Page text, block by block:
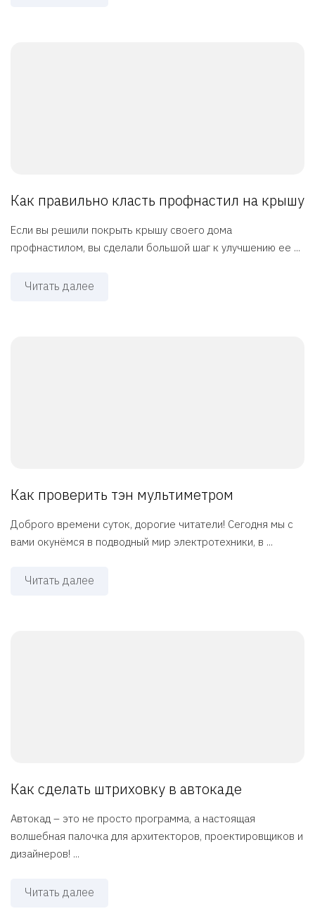
Как правильно класть профнастил на крышу
Если вы решили покрыть крышу своего дома
профнастилом, вы сделали большой шаг к улучшению ее ...
Читать далее
Как проверить тэн мультиметром
Доброго времени суток, дорогие читатели! Сегодня мы с
вами окунёмся в подводный мир электротехники, в ...
Читать далее
Как сделать штриховку в автокаде
Автокад – это не просто программа, а настоящая
волшебная палочка для архитекторов, проектировщиков и
дизайнеров! ...
Читать далее